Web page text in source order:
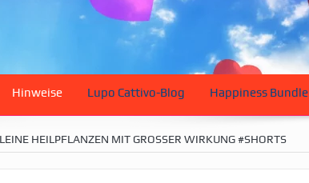
Hinweise Lupo Cattivo-Blog Happiness Bundle
HEILPFLANZEN MIT GROSSER WIRKUNG #SHORTS